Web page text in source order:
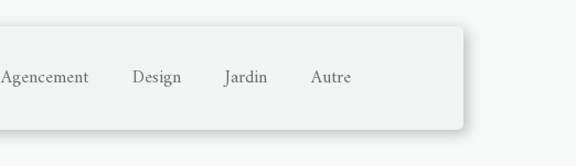
Agencement Design Jardin Autre